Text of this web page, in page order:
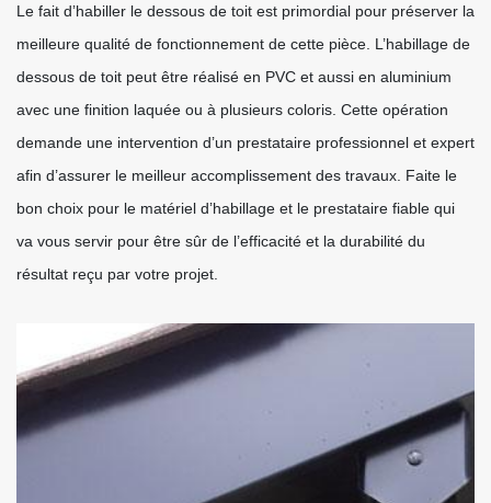
Le fait d’habiller le dessous de toit est primordial pour préserver la
meilleure qualité de fonctionnement de cette pièce. L’habillage de
dessous de toit peut être réalisé en PVC et aussi en aluminium
avec une finition laquée ou à plusieurs coloris. Cette opération
demande une intervention d’un prestataire professionnel et expert
afin d’assurer le meilleur accomplissement des travaux. Faite le
bon choix pour le matériel d’habillage et le prestataire fiable qui
va vous servir pour être sûr de l’efficacité et la durabilité du
résultat reçu par votre projet.